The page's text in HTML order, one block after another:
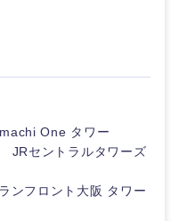
One タワー
JRセントラルタワーズ
ンフロント大阪 タワー